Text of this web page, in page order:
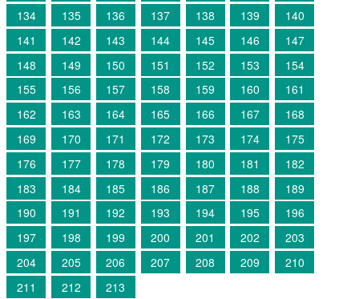
134
135 136 137 138 139
140
141
142 143 144 145 146
147
148
149 150 151 152 153
154
155
156 157 158 159 160
161
162
163 164 165 166 167
168
169
170 171 172 173 174
175
176
177 178 179 180 181
182
183
184 185 186 187 188
189
190
191 192 193 194 195
196
197
198 199 200 201 202
203
204
205 206 207 208 209
210
211
212 213